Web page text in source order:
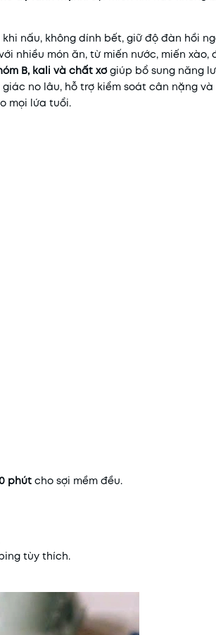
nấu, không dính bết, giữ độ đàn hồi
nhiều món ăn, từ miến nước, miến xào,
B, kali và chất xơgiúp bổ sung năng
no lâu, hỗ trợ kiểm soát cân nặng
mọi lứa tuổi.
phút cho sợi mềm đều.
tùy thích.